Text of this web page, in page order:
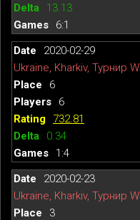
13.13
6:1
2020-02-29
Ukraine, Kharkiv, Турнир
6
6
732.81
0.34
1:4
2020-02-23
Ukraine, Kharkiv, Турнир
3